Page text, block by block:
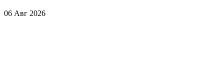
06 Авг 2026